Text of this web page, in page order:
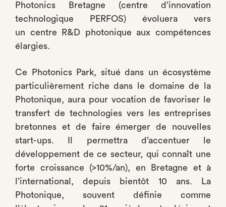
Photonics Bretagne (centre d’innovation
technologique PERFOS) évoluera vers
un centre R&D photonique aux compétences
élargies.
Ce Photonics Park, situé dans un écosystème
particulièrement riche dans le domaine de la
Photonique, aura pour vocation de favoriser le
transfert de technologies vers les entreprises
bretonnes et de faire émerger de nouvelles
start-ups. Il permettra d’accentuer le
développement de ce secteur, qui connaît une
forte croissance (>10%/an), en Bretagne et à
l’international, depuis bientôt 10 ans. La
Photonique, souvent définie comme